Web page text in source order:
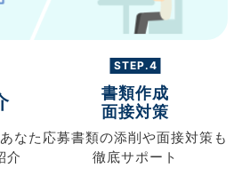
あなた
介
STEP.4
書類作成
面接対策
応募書類の添削や面接対策も
徹底サポート